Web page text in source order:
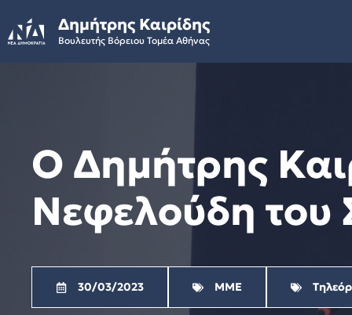
to
content
Δημήτρης Καιρίδης
Βουλευτής Βόρειου Τομέα Αθήνας
Ο Δημήτρης
Νεφελούδη του
30/03/2023 ΜΜΕ